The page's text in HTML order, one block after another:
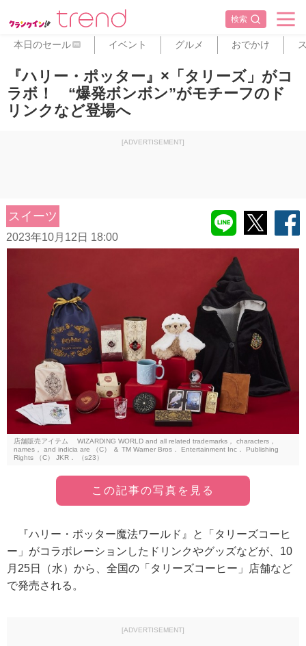
検索
本日のセール PR イベント グルメ おでかけ
『ハリー・ポッター』×「タリーズ」がコ
ラボ！ “爆発ボンボン”がモチーフのド
リンクなど登場へ
[ADVERTISEMENT]
スイーツ
2023年10月12日 18:00
店舗販売アイテム WIZARDING WORLD and all related trademarks， characters，
names， and indicia are （C） ＆ TM Warner Bros． Entertainment Inc． Publishing
Rights （C） JKR． （s23）
この記事の写真を見る
『ハリー・ポッター魔法ワールド』と「タリーズコーヒ
ー」がコラボレーションしたドリンクやグッズなどが、10
月25日（水）から、全国の「タリーズコーヒー」店舗など
で発売される。
[ADVERTISEMENT]